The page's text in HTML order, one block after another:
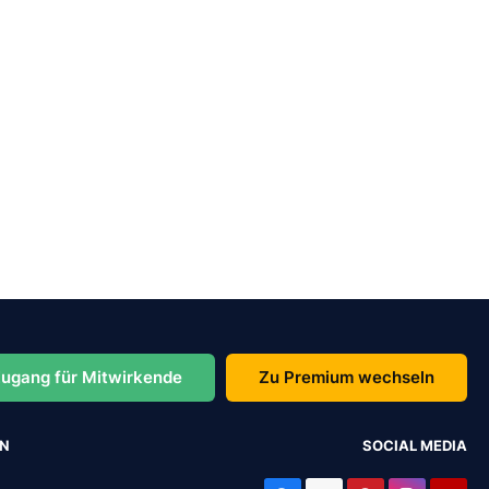
für Mitwirkende Zu Premium wechseln
SOCIAL MEDIA